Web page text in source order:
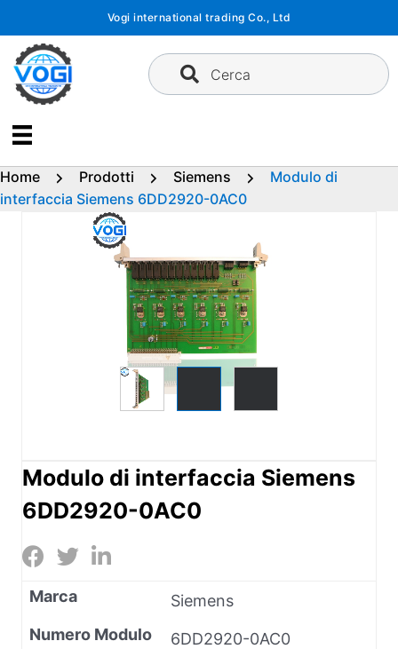
contenuto
Vogi international trading Co., Ltd
Cerca
Home Prodotti Siemens
Modulo di
interfaccia Siemens 6DD2920-0AC0
Modulo di interfaccia Siemens
6DD2920-0AC0
Marca
Siemens
Numero Modulo
6DD2920-0AC0